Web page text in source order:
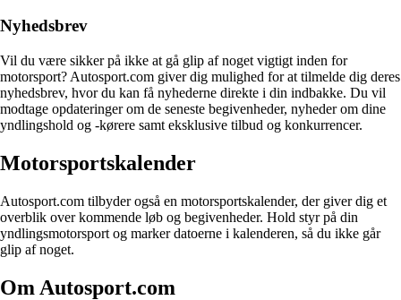
Nyhedsbrev
Vil du være sikker på ikke at gå glip af noget vigtigt inden for
motorsport? Autosport.com giver dig mulighed for at tilmelde dig deres
nyhedsbrev, hvor du kan få nyhederne direkte i din indbakke. Du vil
modtage opdateringer om de seneste begivenheder, nyheder om dine
yndlingshold og -kørere samt eksklusive tilbud og konkurrencer.
Motorsportskalender
Autosport.com tilbyder også en motorsportskalender, der giver dig et
overblik over kommende løb og begivenheder. Hold styr på din
yndlingsmotorsport og marker datoerne i kalenderen, så du ikke går
glip af noget.
Om Autosport.com